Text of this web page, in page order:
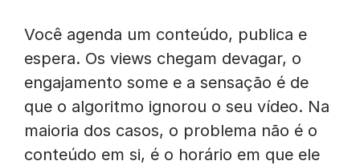
Você agenda um conteúdo, publica e
espera. Os views chegam devagar, o
engajamento some e a sensação é de
que o algoritmo ignorou o seu vídeo. Na
maioria dos casos, o problema não é o
conteúdo em si, é o horário em que ele